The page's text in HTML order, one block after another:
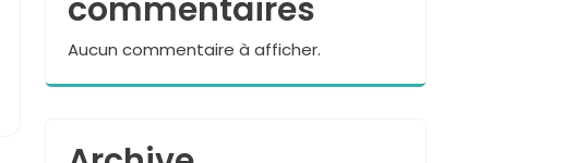
commentaires
Aucun commentaire à afficher.